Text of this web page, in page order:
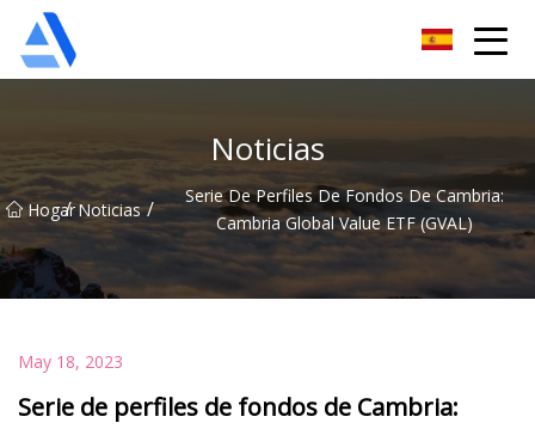
Noticias
Hogar
/ Noticias /
Serie De Perfiles De Fondos De Cambria:
Cambria Global Value ETF (GVAL)
May 18, 2023
Serie de perfiles de fondos de Cambria: